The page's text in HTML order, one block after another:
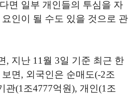
면 일부 개인들의 투심을 자
인이 될 수도 있을 것으로 관
, 지난 11월 3일 기준 최근 한
면, 외국인은 순매도(-2조
관(1조4777억원), 개인(1조